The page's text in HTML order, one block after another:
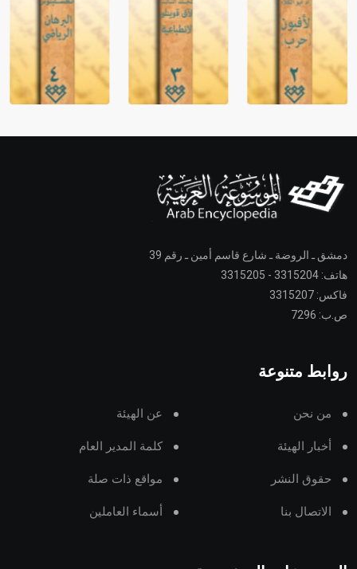
دمشق ـ الروضة ـ شارع قاسم أمين ـ رقم 39
هاتف: 3315204 - 3315205
فاكس: 3315207
ص.ب: 7296
روابط متنوعة
من نحن عن الهيئة
أخبار الهيئة كلمة المدير العام
حقوق النشر مواقع ذات صلة
الاتصال بنا أسماء العاملين